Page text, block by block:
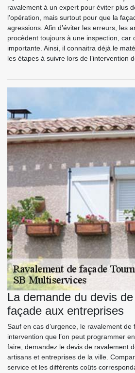
ravalement à un expert pour éviter plus
l’opération, mais surtout pour que la
agressions. Afin d’éviter les erreurs, les
procèdent toujours à une inspection, car
importante. Ainsi, il connaitra déjà le
les étapes à suivre lors de l’intervention
La demande du devis
façade aux entreprises
Sauf en cas d’urgence, le ravalement de
intervention que l’on peut programmer
faire, demandez le devis de ravalement
artisans et entreprises de la ville.
service et les différents coûts